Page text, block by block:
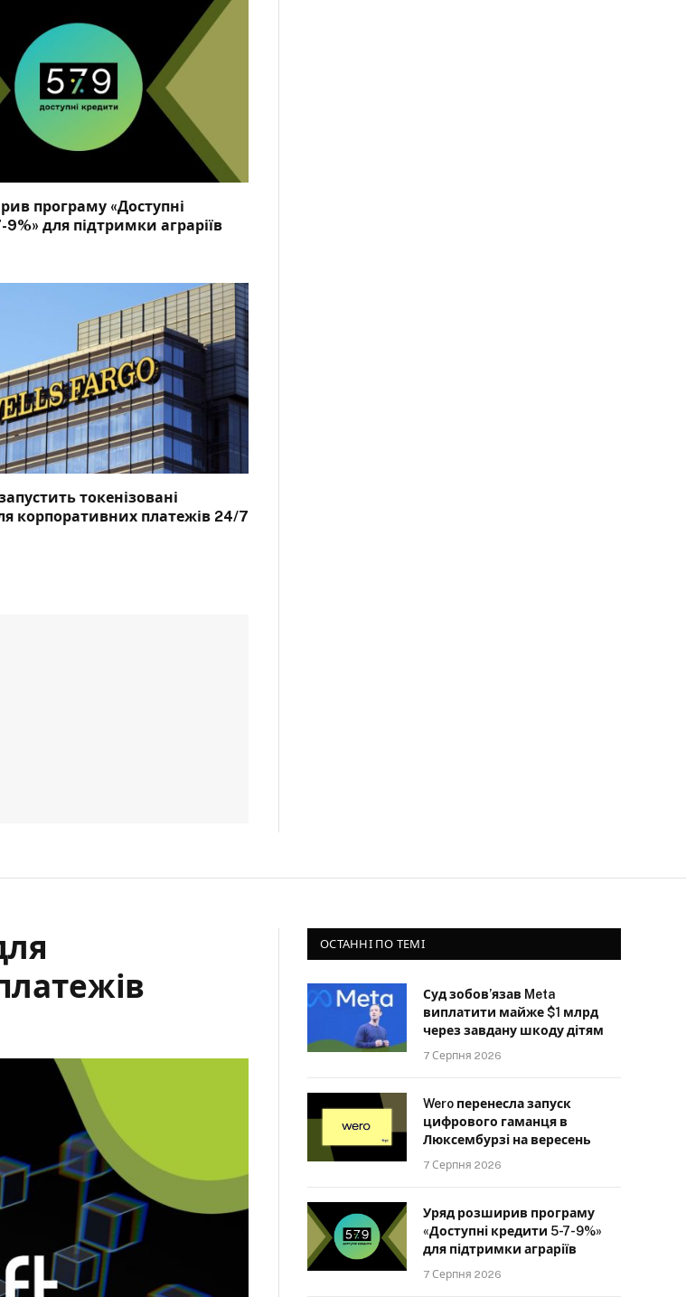
програму «Доступні
для підтримки аграріїв
токенізовані
корпоративних платежів 24/7
ОСТАННІ ПО ТЕМІ
Суд зобов’язав Meta
виплатити майже $1 млрд
через завдану шкоду дітям
7 Серпня 2026
Wero перенесла запуск
цифрового гаманця в
Люксембурзі на вересень
7 Серпня 2026
Уряд розширив програму
«Доступні кредити 5-7-9%»
для підтримки аграріїв
7 Серпня 2026